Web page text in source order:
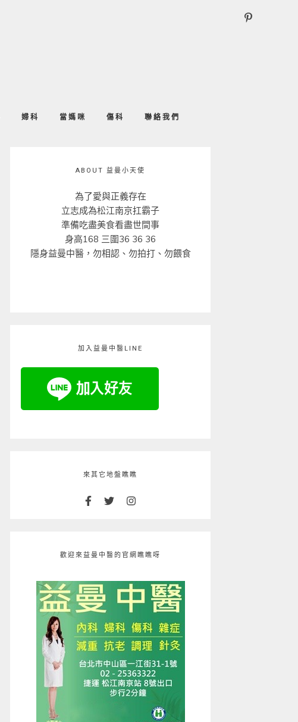
婦科 當媽咪 傷科 聯絡我們
ABOUT 益曼小天使
為了愛與正義存在
立志成為松江南京扛霸子
準備吃盡美食看盡世間事
身高168 三圍36 36 36
隱身益曼中醫，勿相認、勿拍打、勿餵食
加入益曼中醫LINE
來其它地盤瞧瞧
歡迎來益曼中醫的官網瞧瞧呀